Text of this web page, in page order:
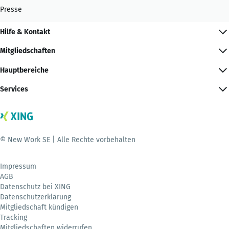
Presse
Hilfe & Kontakt
Mitgliedschaften
Hauptbereiche
Services
© New Work SE | Alle Rechte vorbehalten
Impressum
AGB
Datenschutz bei XING
Datenschutzerklärung
Mitgliedschaft kündigen
Tracking